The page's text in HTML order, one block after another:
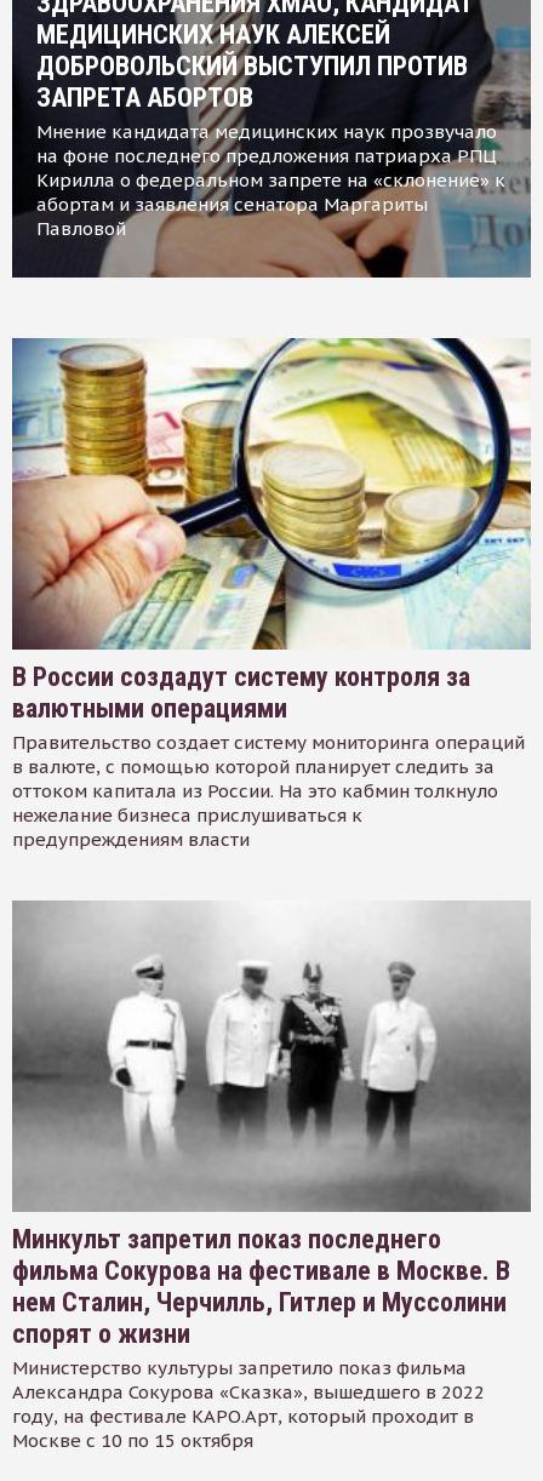
МЕДИЦИНСКИХ НАУК АЛЕКСЕЙ
ДОБРОВОЛЬСКИЙ ВЫСТУПИЛ ПРОТИВ
ЗАПРЕТА АБОРТОВ
Мнение кандидата медицинских наук прозвучало
на фоне последнего предложения патриарха РПЦ
Кирилла о федеральном запрете на «склонение» к
абортам и заявления сенатора Маргариты
Павловой
В России создадут систему контроля за
валютными операциями
Правительство создает систему мониторинга операций
в валюте, с помощью которой планирует следить за
оттоком капитала из России. На это кабмин толкнуло
нежелание бизнеса прислушиваться к
предупреждениям власти
Минкульт запретил показ последнего
фильма Сокурова на фестивале в Москве. В
нем Сталин, Черчилль, Гитлер и Муссолини
спорят о жизни
Министерство культуры запретило показ фильма
Александра Сокурова «Сказка», вышедшего в 2022
году, на фестивале КАРО.Арт, который проходит в
Москве с 10 по 15 октября